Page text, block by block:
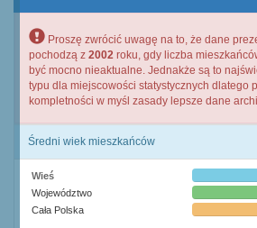
Proszę zwrócić uwagę na to, że dane
pochodzą z 2002 roku, gdy liczba
być mocno nieaktualne. Jednakże są to
typu dla miejscowości statystycznych dlatego
kompletności w myśl zasady lepsze dane
Średni wiek mieszkańców
Wieś
Województwo
Cała Polska